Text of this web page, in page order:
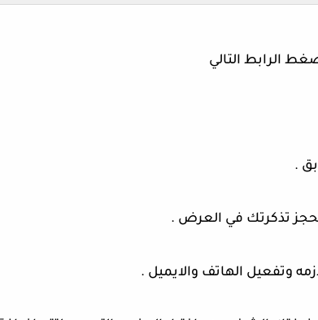
الرابط التالي
.
وتفعيل الهاتف والايميل .